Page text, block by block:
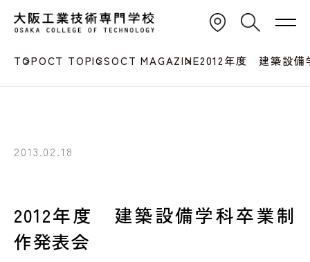
TOPOCT TOPICSOCT MAGAZINE2012年度 建築設備
2013.02.18
2012年度 建築設備学科卒業制
作発表会